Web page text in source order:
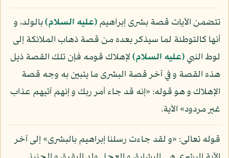
تتضمن الآيات قصة بشرى إبراهيم(عليه السلام)بالولد، و
أنها كالتوطئة لما سيذكر بعده من قصة ذهاب الملائكة إلى
لوط النبي(عليه السلام)لإهلاك قومه فإن تلك القصة ذيل
هذه القصة و في آخر قصة البشرى ما يتبين به وجه قصة
الإهلاك و هو قوله: «إنه قد جاء أمر ربك و إنهم آتيهم عذاب
غير مردود» الآية.
قوله تعالى: «و لقد جاءت رسلنا إبراهيم بالبشرى» إلى آخر